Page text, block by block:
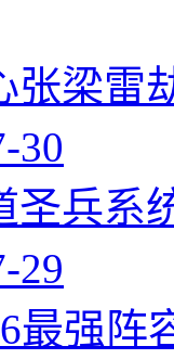
张梁雷
30
圣兵系
29
最强